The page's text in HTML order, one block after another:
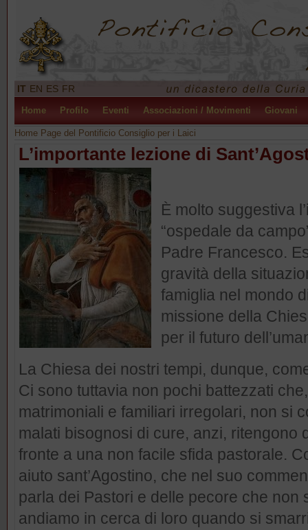
IT EN ES FR
Home Profilo Eventi Associazioni / Movimenti Giovani
Home Page del Pontificio Consiglio per i Laici
L’importante lezione di
È molto suggestiva
“ospedale da
Padre Francesco.
gravità della
famiglia nel mondo
missione della
per il futuro
La Chiesa dei nostri tempi, dunque,
Ci sono tuttavia non pochi battezzati
matrimoniali e familiari irregolari, non si
malati bisognosi di cure, anzi,
fronte a una non facile sfida pastorale.
aiuto sant’Agostino, che nel suo
parla dei Pastori e delle pecore che non
andiamo in cerca di loro quando si